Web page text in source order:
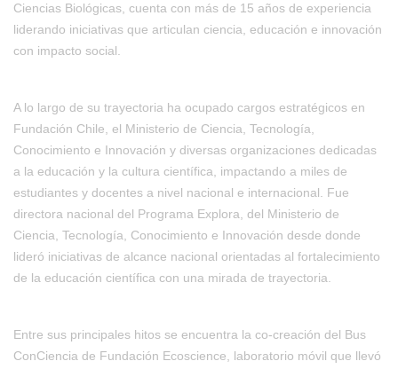
Ciencias Biológicas, cuenta con más de 15 años de experiencia
liderando iniciativas que articulan ciencia, educación e innovación
con impacto social.
A lo largo de su trayectoria ha ocupado cargos estratégicos en
Fundación Chile, el Ministerio de Ciencia, Tecnología,
Conocimiento e Innovación y diversas organizaciones dedicadas
a la educación y la cultura científica, impactando a miles de
estudiantes y docentes a nivel nacional e internacional. Fue
directora nacional del Programa Explora, del Ministerio de
Ciencia, Tecnología, Conocimiento e Innovación desde donde
lideró iniciativas de alcance nacional orientadas al fortalecimiento
de la educación científica con una mirada de trayectoria
Entre sus principales hitos se encuentra la co-creación del Bus
ConCiencia de Fundación Ecoscience , laboratorio móvil que llevó